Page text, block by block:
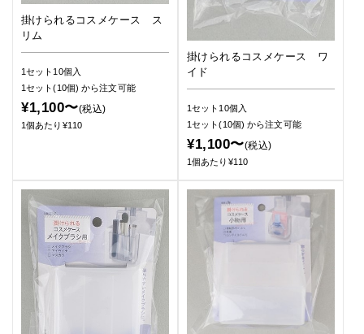
掛けられるコスメケース ス
リム
1セット10個入
1セット(10個)から注文可能
¥1,100〜(税込)
1個あたり¥110
掛けられるコスメケース ワ
イド
1セット10個入
1セット(10個)から注文可能
¥1,100〜(税込)
1個あたり¥110